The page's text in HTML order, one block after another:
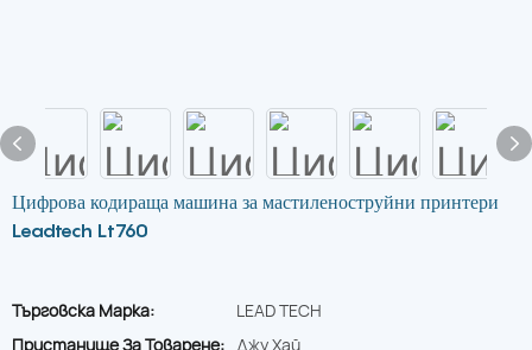
Цифрова кодираща машина за мастиленоструйни принтери
Leadtech Lt760
Търговска Марка:
LEAD TECH
Пристанище За Товарене: Джу Хай